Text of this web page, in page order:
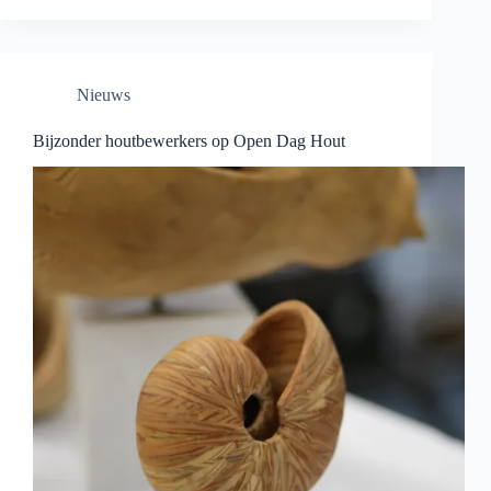
Nieuws
Bijzonder houtbewerkers op Open Dag Hout